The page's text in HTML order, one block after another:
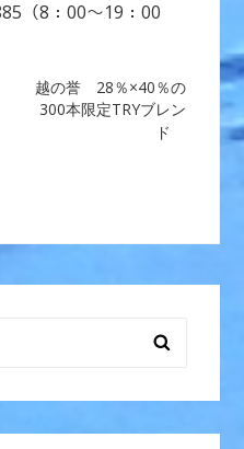
（8：00～19：00
越の誉 28％×40％の
300本限定TRYブレン
ド